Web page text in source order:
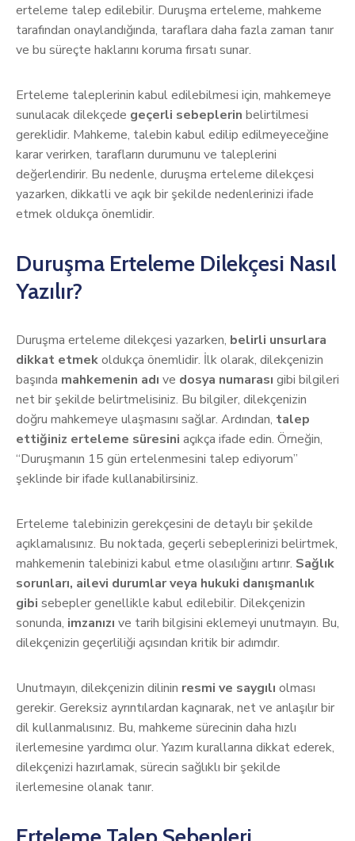
erteleme talep edilebilir. Duruşma erteleme, mahkeme
tarafından onaylandığında, taraflara daha fazla zaman tanır
ve bu süreçte haklarını koruma fırsatı sunar.
Erteleme taleplerinin kabul edilebilmesi için, mahkemeye
sunulacak dilekçede geçerli sebeplerin belirtilmesi
gereklidir. Mahkeme, talebin kabul edilip edilmeyeceğine
karar verirken, tarafların durumunu ve taleplerini
değerlendirir. Bu nedenle, duruşma erteleme dilekçesi
yazarken, dikkatli ve açık bir şekilde nedenlerinizi ifade
etmek oldukça önemlidir.
Duruşma Erteleme Dilekçesi Nasıl
Yazılır?
Duruşma erteleme dilekçesi yazarken, belirli unsurlara
dikkat etmekoldukça önemlidir. İlk olarak, dilekçenizin
başında mahkemenin adı ve dosya numarası gibi bilgileri
net bir şekilde belirtmelisiniz. Bu bilgiler, dilekçenizin
doğru mahkemeye ulaşmasını sağlar. Ardından, talep
ettiğiniz erteleme süresini açıkça ifade edin. Örneğin,
“Duruşmanın 15 gün ertelenmesini talep ediyorum”
şeklinde bir ifade kullanabilirsiniz.
Erteleme talebinizin gerekçesini de detaylı bir şekilde
açıklamalısınız. Bu noktada, geçerli sebeplerinizi belirtmek,
mahkemenin talebinizi kabul etme olasılığını artırır. Sağlık
sorunları, ailevi durumlar veya hukuki danışmanlık
gibi sebepler genellikle kabul edilebilir. Dilekçenizin
sonunda, imzanızı ve tarih bilgisini eklemeyi unutmayın. Bu,
dilekçenizin geçerliliği açısından kritik bir adımdır.
Unutmayın, dilekçenizin dilinin resmi ve saygılı olması
gerekir. Gereksiz ayrıntılardan kaçınarak, net ve anlaşılır bir
dil kullanmalısınız. Bu, mahkeme sürecinin daha hızlı
ilerlemesine yardımcı olur. Yazım kurallarına dikkat ederek,
dilekçenizi hazırlamak, sürecin sağlıklı bir şekilde
ilerlemesine olanak tanır.